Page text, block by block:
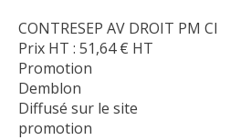
CONTRESEP AV DROIT PM CI
Prix HT : 51,64€ HT
Promotion
Demblon
Diffusé sur le site
promotion